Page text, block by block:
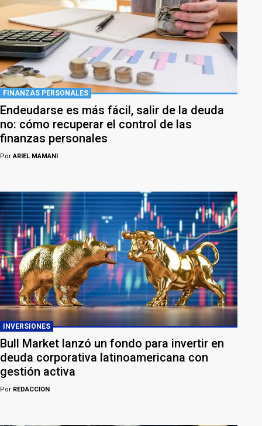
FINANZAS PERSONALES
Endeudarse es más fácil, salir de la deuda
no: cómo recuperar el control de las
finanzas personales
PorARIEL MAMANI
INVERSIONES
Bull Market lanzó un fondo para invertir en
deuda corporativa latinoamericana con
gestión activa
Por REDACCION